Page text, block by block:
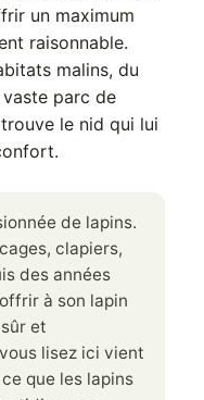
un maximum
raisonnable.
malins, du
vaste parc de
le nid qui lui
de lapins.
clapiers,
des années
à son lapin
et
lisez ici vient
que les lapins